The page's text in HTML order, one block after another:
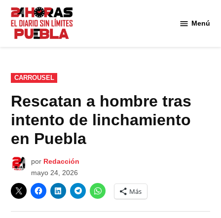
Saltar
contenido
Menú
PUBLICADO
EN
CARROUSEL
Rescatan a hombre tras
intento de linchamiento
en Puebla
por Redacción
mayo 24, 2026
Más